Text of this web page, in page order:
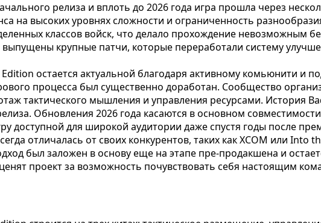
релиза и вплоть до 2026 года игра прошла через
на высоких уровнях сложности и ограниченность
классов войск, что делало прохождение невозможным
крупные патчи, которые переработали систему
Edition остается актуальной благодаря активному комьюнити
процесса был существенно доработан. Сообщество
тактического мышления и управления ресурсами. История
Обновления 2026 года касаются в основном
доступной для широкой аудитории даже спустя годы после
отличалась от своих конкурентов, таких как XCOM или
был заложен в основу еще на этапе пре-продакшена и
проект за возможность почувствовать себя настоящим